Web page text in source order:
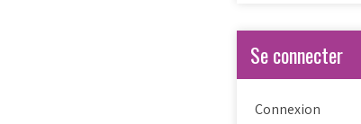
Se connecter
Connexion